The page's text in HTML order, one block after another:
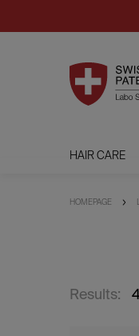
HAIR CARE
HOMEPAGE
Results: